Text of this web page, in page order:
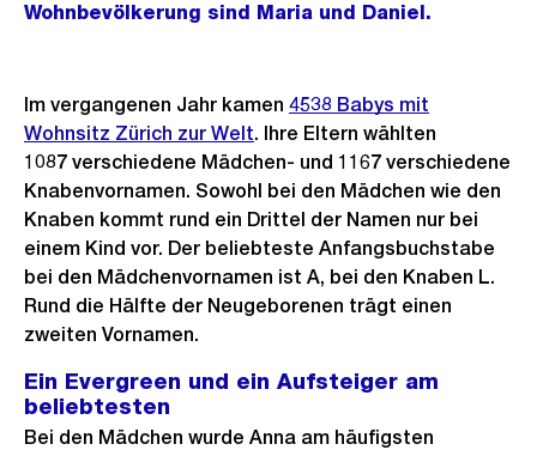
Wohnbevölkerung sind Maria und Daniel.
Im vergangenen Jahr kamen 4538 Babys mit
Wohnsitz Zürich zur Welt. Ihre Eltern wählten
1087 verschiedene Mädchen- und 1167 verschiedene
Knabenvornamen. Sowohl bei den Mädchen wie den
Knaben kommt rund ein Drittel der Namen nur bei
einem Kind vor. Der beliebteste Anfangsbuchstabe
bei den Mädchenvornamen ist A, bei den Knaben L.
Rund die Hälfte der Neugeborenen trägt einen
zweiten Vornamen.
Ein Evergreen und ein Aufsteiger am
beliebtesten
Bei den Mädchen wurde Anna am häufigsten